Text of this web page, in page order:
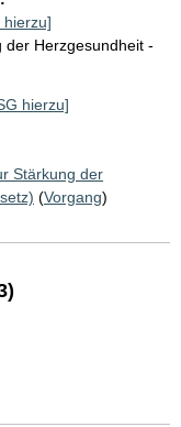
hierzu]
der Herzgesundheit -
hierzu]
Stärkung der
(Vorgang)